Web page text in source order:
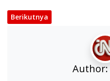
Berikutnya
Author: